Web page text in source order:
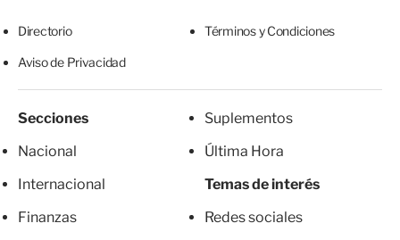
Directorio Términos y Condiciones
Aviso de Privacidad
Secciones
Nacional
Internacional
Finanzas
Suplementos
Última Hora
Temas de interés
Redes sociales